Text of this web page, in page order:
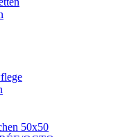
50x50